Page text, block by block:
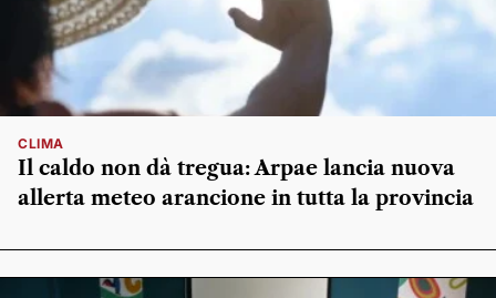
CLIMA
Il caldo non dà tregua: Arpae lancia nuova
allerta meteo arancione in tutta la provincia